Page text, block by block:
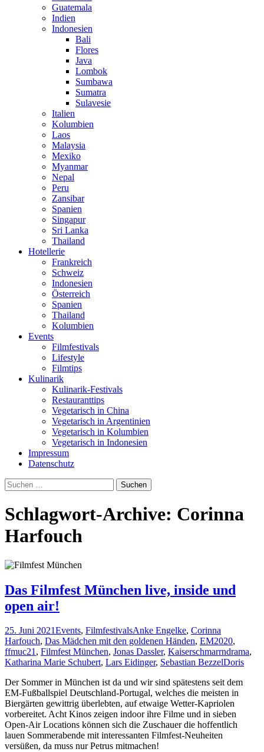
Guatemala
Indien
Indonesien
Bali
Flores
Java
Lombok
Sumbawa
Sumatra
Sulavesie
Italien
Kolumbien
Laos
Malaysia
Mexiko
Myanmar
Nepal
Peru
Zansibar
Spanien
Singapur
Sri Lanka
Thailand
Hotellerie
Frankreich
Schweiz
Indonesien
Österreich
Spanien
Thailand
Kolumbien
Events
Filmfestivals
Lifestyle
Filmtips
Kulinarik
Kulinarik-Festivals
Restauranttips
Vegetarisch in China
Vegetarisch in Argentinien
Vegetarisch in Kolumbien
Vegetarisch in Indonesien
Impressum
Datenschutz
Suchen
nach:
Schlagwort-Archive: Corinna
Harfouch
Das Filmfest München live, inside und
open air!
25. Juni 2021Events, FilmfestivalsAnke Engelke, Corinna
Harfouch, Das Mädchen mit den goldenen Händen, EM2020,
ffmuc21, Filmfest München, Jonas Dassler, Kaiserschmarrndrama,
Katharina Marie Schubert, Lars Eidinger, Sebastian BezzelDoris
Der Sommer in München ist da und wir sind spätestens seit dem
EM-Fußballspiel Deutschland-Portugal, welches die meisten in
Biergärten gewittrig überlebten, auf etwaige Wetter-Kapriolen
vorbereitet. Acht Kinos zeigen indoor ihre Filme und in sieben
Open-Air Locations können sich die Zuschauer die hoffentlich
lauen Sommerabende mit interessanten Filmfest-Neuheiten
versüßen, da muss nur Petrus mitmachen!